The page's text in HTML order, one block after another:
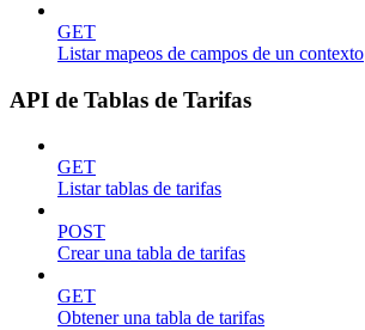
GET
Listar mapeos de campos de un contexto
API de Tablas de Tarifas
GET
Listar tablas de tarifas
POST
Crear una tabla de tarifas
GET
Obtener una tabla de tarifas